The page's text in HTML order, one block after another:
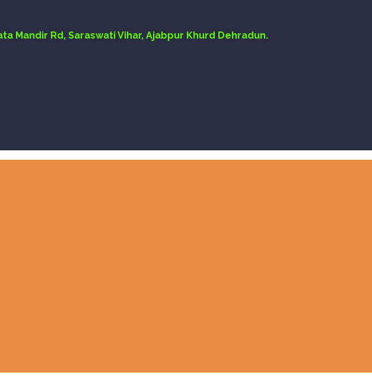
Mandir Rd, Saraswati Vihar, Ajabpur Khurd Dehradun.